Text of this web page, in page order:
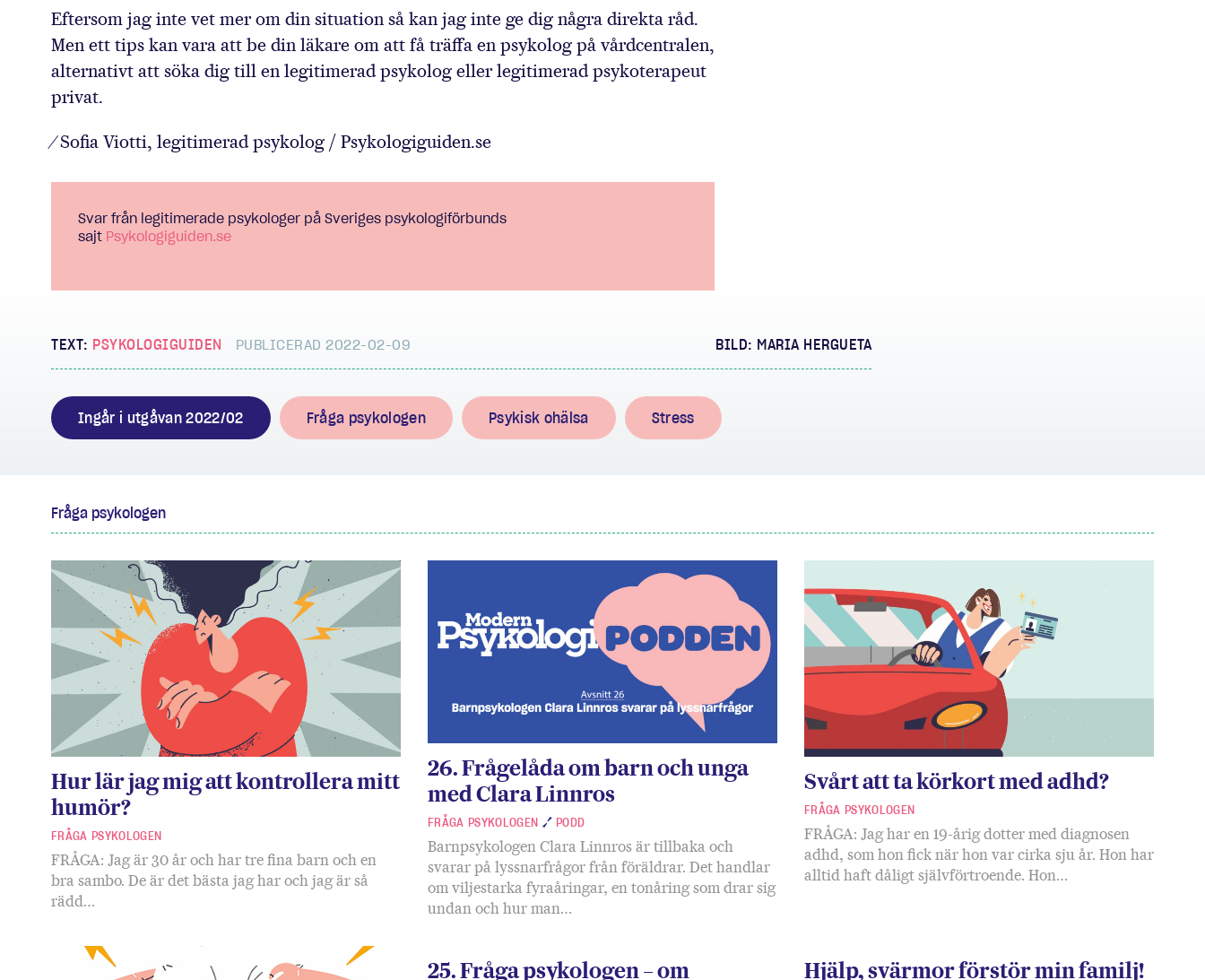
Eftersom jag inte vet mer om din situation så kan jag inte ge dig några direkta råd.
Men ett tips kan vara att be din läkare om att få träffa en psykolog på vårdcentralen,
alternativt att söka dig till en legitimerad psykolog eller legitimerad psykoterapeut
privat.
⁄ Sofia Viotti, legitimerad psykolog / Psykologiguiden.se
Svar från legitimerade psykologer på Sveriges psykologiförbunds
sajt Psykologiguiden.se
TEXT: PSYKOLOGIGUIDEN PUBLICERAD 2022-02-09 BILD: MARIA HERGUETA
Ingår i utgåvan 2022/02 Fråga psykologen Psykisk ohälsa Stress
Fråga psykologen
Hur lär jag mig att kontrollera mitt
humör?
FRÅGA PSYKOLOGEN
FRÅGA: Jag är 30 år och har tre fina barn och en
bra sambo. De är det bästa jag har och jag är så
rädd…
26. Frågelåda om barn och unga
med Clara Linnros
FRÅGA PSYKOLOGEN PODD
Barnpsykologen Clara Linnros är tillbaka och
svarar på lyssnarfrågor från föräldrar. Det handlar
om viljestarka fyraåringar, en tonåring som drar sig
undan och hur man…
Svårt att ta körkort med adhd?
FRÅGA PSYKOLOGEN
FRÅGA: Jag har en 19-årig dotter med diagnosen
adhd, som hon fick när hon var cirka sju år. Hon har
alltid haft dåligt självförtroende. Hon…
25. Fråga psykologen – om Hjälp, svärmor förstör min familj!